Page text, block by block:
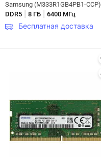
Samsung (M333R1GB4PB1-CCP)
DDR5
8 ГБ 6400 МГц
Бесплатная доставка